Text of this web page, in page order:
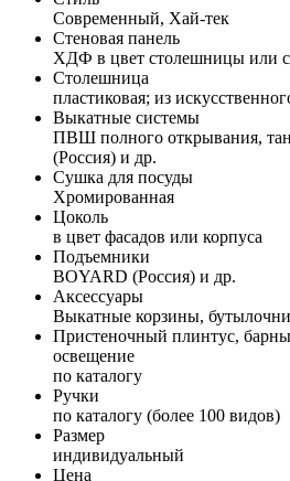
Современный, Хай-тек
Стеновая панель
ХДФ в цвет столешницы или
Столешница
пластиковая; из
Выкатные системы
ПВШ полного открывания,
(Россия) и др.
Сушка для посуды
Хромированная
Цоколь
в цвет фасадов или корпуса
Подъемники
BOYARD (Россия) и др.
Аксессуары
Выкатные корзины,
Пристеночный плинтус,
освещение
по каталогу
Ручки
по каталогу (более 100 видов)
Размер
индивидуальный
Цена